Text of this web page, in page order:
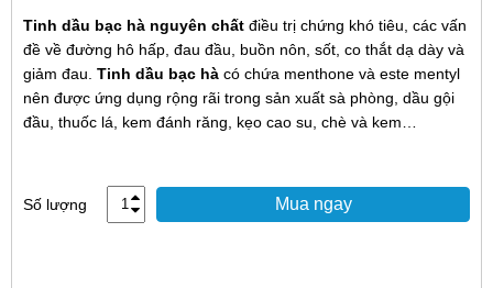
Tinh dầu bạc hà nguyên chất điều trị chứng khó tiêu, các vấn
đề về đường hô hấp, đau đầu, buồn nôn, sốt, co thắt dạ dày và
giảm đau. Tinh dầu bạc hà có chứa menthone và este mentyl
nên được ứng dụng rộng rãi trong sản xuất sà phòng, dầu gội
đầu, thuốc lá, kem đánh răng, kẹo cao su, chè và kem…
Số lượng Mua ngay